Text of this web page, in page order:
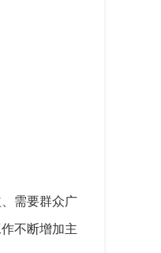
需要群众广
不断增加主